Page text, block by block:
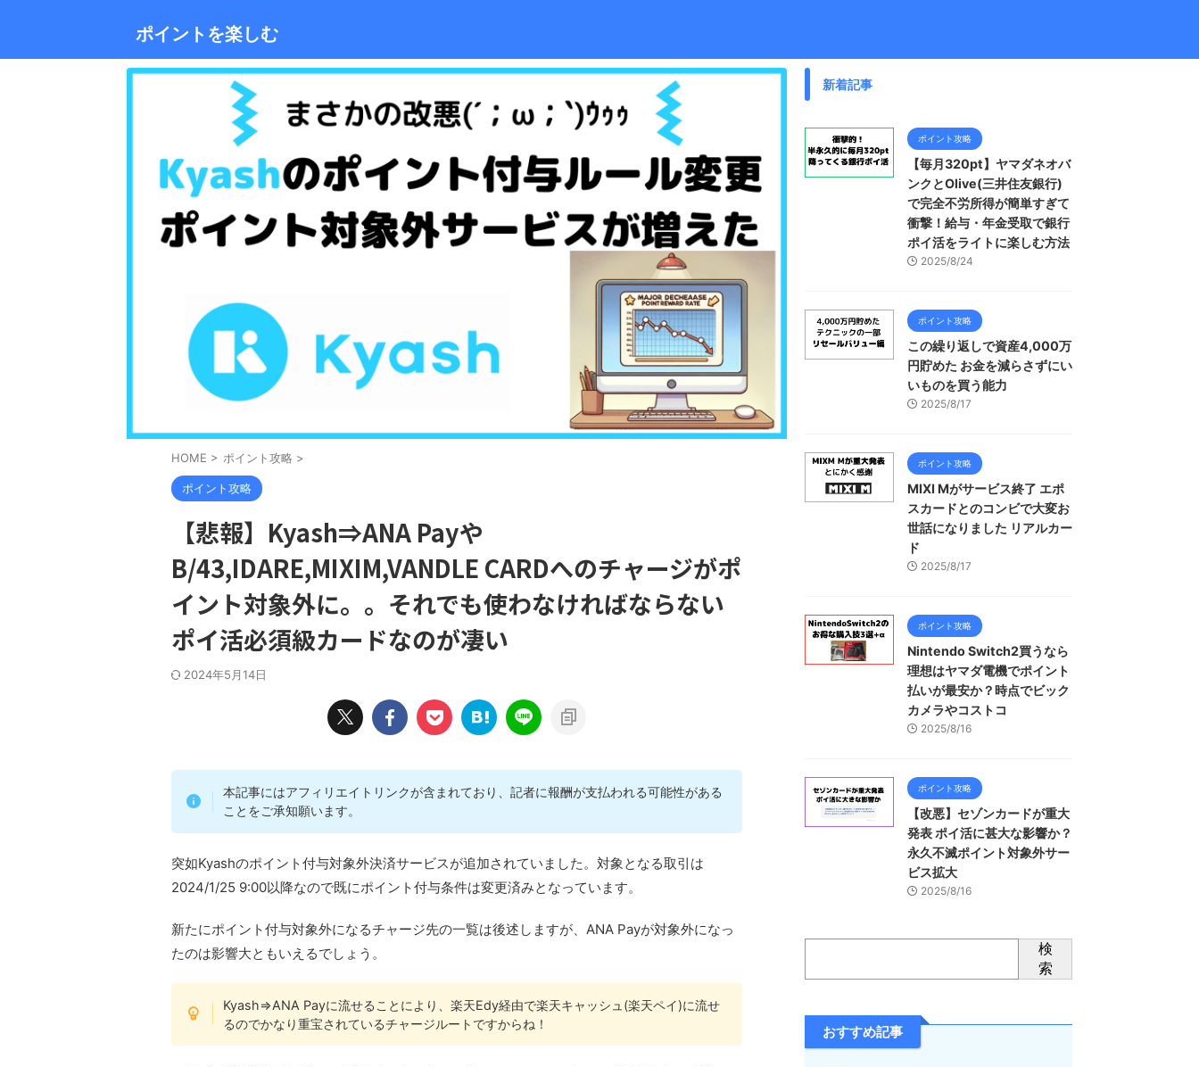
ポイントを楽しむ
HOME > ポイント攻略 >
ポイント攻略
【悲報】Kyash⇒ANA Payや
B/43,IDARE,MIXIM,VANDLE CARDへのチャージがポ
イント対象外に。。それでも使わなければならない
ポイ活必須級カードなのが凄い
2024年5月14日
本記事にはアフィリエイトリンクが含まれており、記者に報酬が支払われる可能性がある
ことをご承知願います。
突如Kyashのポイント付与対象外決済サービスが追加されていました。対象となる取引は
2024/1/25 9:00以降なので既にポイント付与条件は変更済みとなっています。
新たにポイント付与対象外になるチャージ先の一覧は後述しますが、ANA Payが対象外になっ
たのは影響大ともいえるでしょう。
Kyash⇒ANA Payに流せることにより、楽天Edy経由で楽天キャッシュ(楽天ペイ)に流せ
るのでかなり重宝されているチャージルートですからね！
新着記事
ポイント攻略
【毎月320pt】ヤマダネオバ
ンクとOlive(三井住友銀行)
で完全不労所得が簡単すぎて
衝撃！給与・年金受取で銀行
ポイ活をライトに楽しむ方法
2025/8/24
ポイント攻略
この繰り返しで資産4,000万
円貯めた お金を減らさずにい
いものを買う能力
2025/8/17
ポイント攻略
MIXI Mがサービス終了 エポ
スカードとのコンビで大変お
世話になりました リアルカー
ド
2025/8/17
ポイント攻略
Nintendo Switch2買うなら
理想はヤマダ電機でポイント
払いが最安か？時点でビック
カメラやコストコ
2025/8/16
ポイント攻略
【改悪】セゾンカードが重大
発表 ポイ活に甚大な影響か？
永久不滅ポイント対象外サー
ビス拡大
2025/8/16
検
索
おすすめ記事